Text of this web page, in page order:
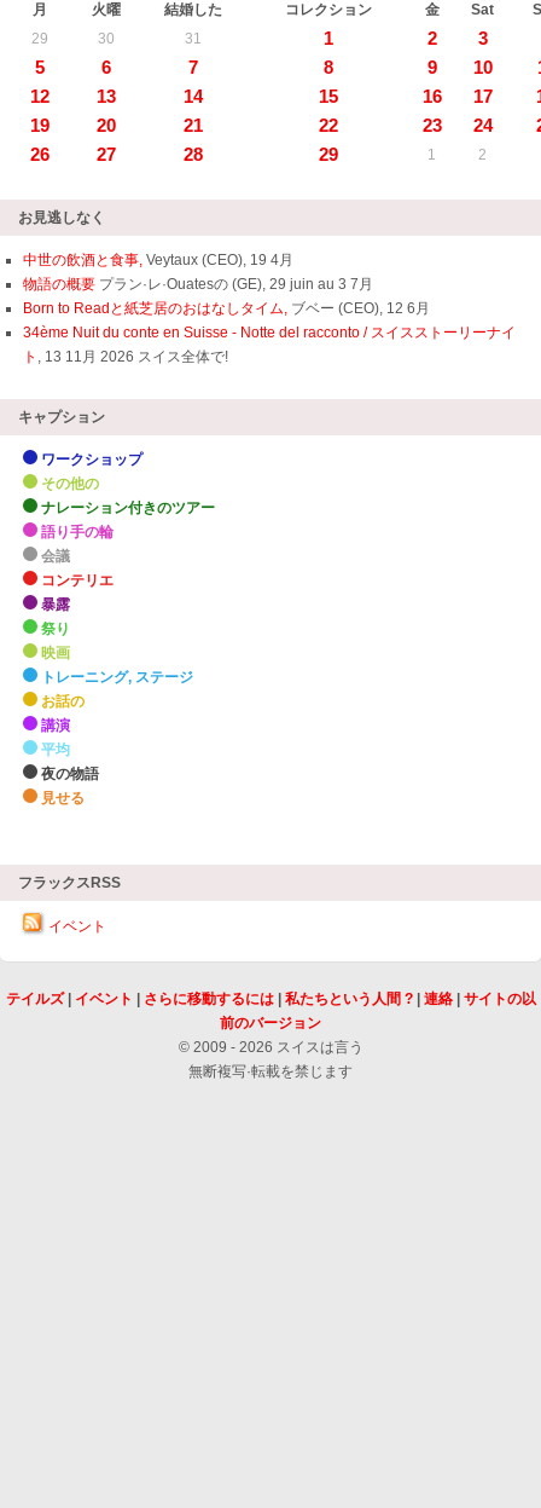
月 火曜 結婚した コレクション 金 Sat
29
30 31 1 2
3
5
6 7 8 9 10
12
13 14 15 16 17
19
20 21 22 23 24
26
27 28 29 1 2
お見逃しなく
中世の飲酒と食事, Veytaux (CEO), 19 4月
物語の概要 プラン·レ·Ouatesの (GE), 29 juin au 3 7月
Born to Readと紙芝居のおはなしタイム, ブベー (CEO), 12 6月
34ème Nuit du conte en Suisse - Notte del racconto / スイスストーリーナイ
ト , 13 11月 2026 スイス全体で!
キャプション
ワークショップ
その他の
ナレーション付きのツアー
語り手の輪
会議
コンテリエ
暴露
祭り
映画
トレーニング, ステージ
お話の
講演
平均
夜の物語
見せる
フラックスRSS
イベント
テイルズ| イベント さらに移動するには| 私たちという人間 ?| 連絡| サイトの以
前のバージョン
© 2009 - 2026 スイスは言う
無断複写·転載を禁じます